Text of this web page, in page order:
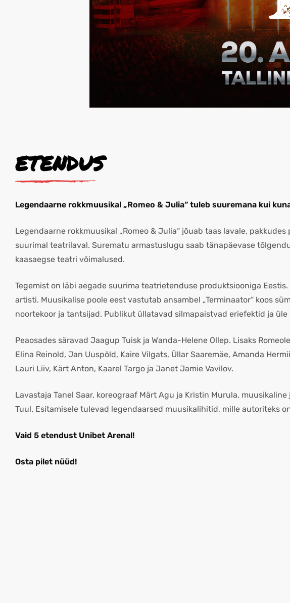
ETENDUS
Legendaarne rokkmuusikal „Romeo & Julia“ tuleb suuremana kui
Legendaarne rokkmuusikal „Romeo & Julia“ jõuab taas lavale,
suurimal teatrilaval. Surematu armastuslugu saab tänapäevase
kaasaegse teatri võimalused.
Tegemist on läbi aegade suurima teatrietenduse produktsiooniga
artisti. Muusikalise poole eest vastutab ansambel „Terminaator“ koos
noortekoor ja tantsijad. Publikut üllatavad silmapaistvad eriefektid ja
Peaosades säravad Jaagup Tuisk ja Wanda-Helene Ollep. Lisaks
Elina Reinold, Jan Uuspõld, Kaire Vilgats, Üllar Saaremäe, Amanda
Lauri Liiv, Kärt Anton, Kaarel Targo ja Janet Jamie Vavilov.
Lavastaja Tanel Saar, koreograaf Märt Agu ja Kristin Murula,
Tuul. Esitamisele tulevad legendaarsed muusikalihitid, mille autoriteks
Vaid 5 etendust Unibet Arenal!
Osta pilet nüüd!